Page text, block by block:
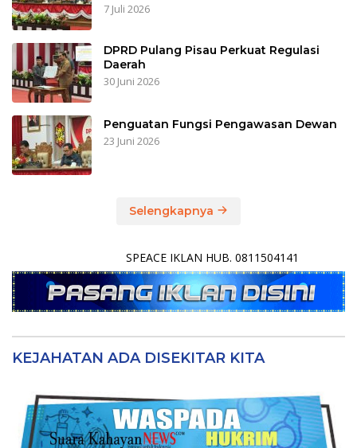
7 Juli 2026
DPRD Pulang Pisau Perkuat Regulasi
Daerah
30 Juni 2026
Penguatan Fungsi Pengawasan Dewan
23 Juni 2026
Selengkapnya
SPEACE IKLAN HUB. 0811504141
KEJAHATAN ADA DISEKITAR KITA